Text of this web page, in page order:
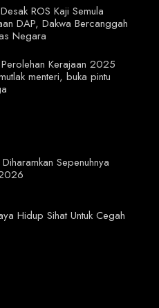
ROS Kaji Semula
DAP, Dakwa Bercanggah
Negara
Kerajaan 2025
menteri, buka pintu
Sepenuhnya
Hidup Sihat Untuk Cegah